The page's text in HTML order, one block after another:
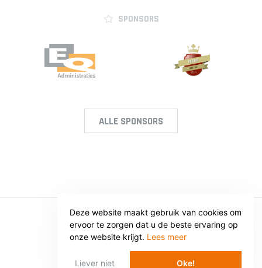
Deze website maakt gebruik van cookies om
ervoor te zorgen dat u de beste ervaring op
onze website krijgt. Lees meer
Liever niet Oke!
SPONSORS
ALLE SPONSORS
© SV VOORWAARTS TWELLO
WEBSITE: WEBBA BV